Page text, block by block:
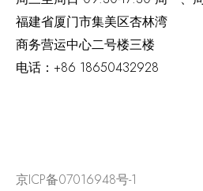
福建省厦门市集美区杏林湾
商务营运中心二号楼三楼
电话： +86 18650432928
京ICP备07016948号-1